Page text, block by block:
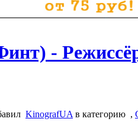
-
KinografUA в категорию ,